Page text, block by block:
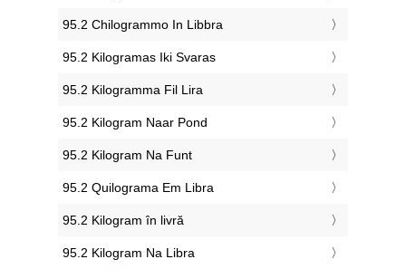
‎95.2 Chilogrammo In Libbra
‎95.2 Kilogramas Iki Svaras
‎95.2 Kilogramma Fil Lira
‎95.2 Kilogram Naar Pond
‎95.2 Kilogram Na Funt
‎95.2 Quilograma Em Libra
‎95.2 Kilogram în livră
‎95.2 Kilogram Na Libra